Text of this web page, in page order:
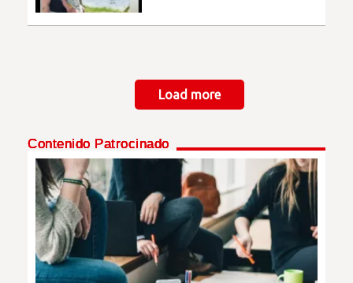
Load more
Contenido Patrocinado